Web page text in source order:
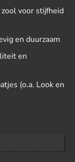
voor stijfheid
en duurzaam
en
(o.a. Look en